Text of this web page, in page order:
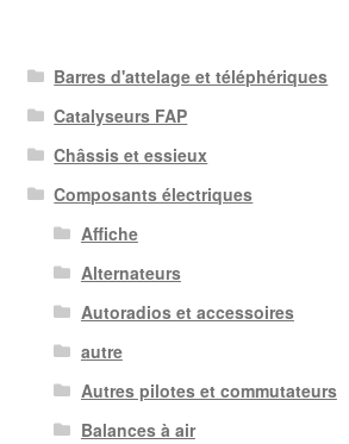
Barres d'attelage et téléphériques
Catalyseurs FAP
Châssis et essieux
Composants électriques
Affiche
Alternateurs
Autoradios et accessoires
autre
Autres pilotes et commutateurs
Balances à air